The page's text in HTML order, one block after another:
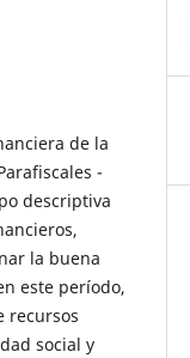
de la
-
descriptiva
la buena
este período,
recursos
social y